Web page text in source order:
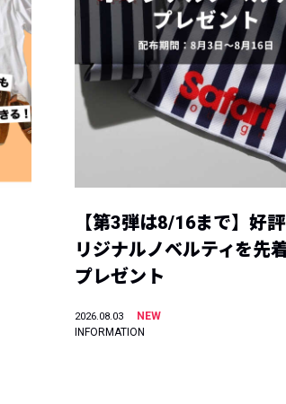
【第3弾は8/16まで】好
リジナルノベルティを先
プレゼント
2026.08.03
NEW
INFORMATION